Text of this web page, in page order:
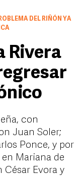
DEL RIÑÓN YA
Rivera
con
Juan Soler;
Ponce, y por
Mariana de
Evora y